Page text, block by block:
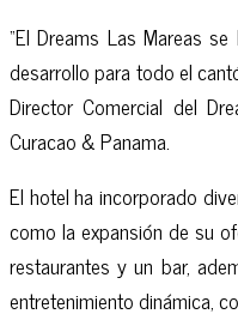
“El Dreams Las Mareas
desarrollo para todo el
Director Comercial del
Curacao & Panama.
El hotel ha incorporado
como la expansión de su
restaurantes y un bar,
entretenimiento dinámica,